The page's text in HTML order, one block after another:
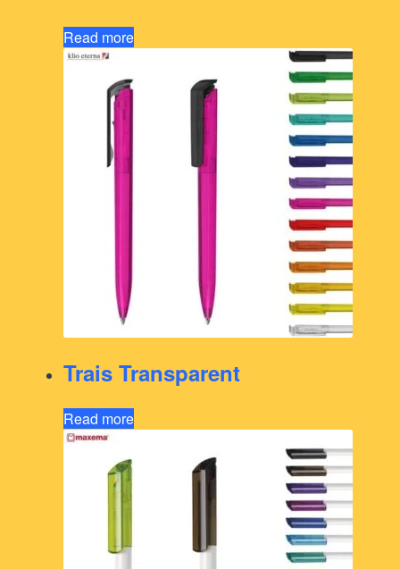
Read more
Trais Transparent
Read more